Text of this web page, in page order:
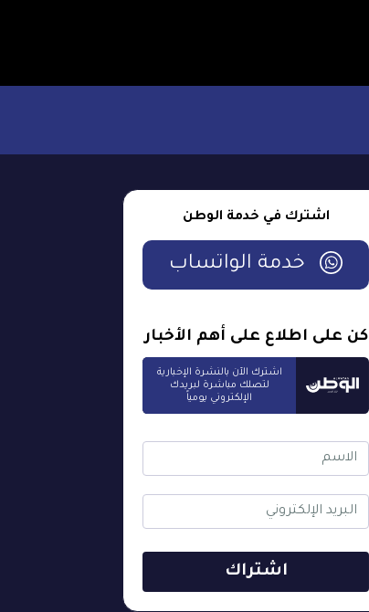
اشترك في خدمة الوطن
خدمة الواتساب
كن على اطلاع على أهم الأخبار
اشترك الآن بالنشرة الإخبارية
لتصلك مباشرة لبريدك
الإلكتروني يومياً
اشتراك